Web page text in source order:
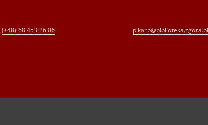
(+48) 68 453 26 06 p.karp@biblioteka.zgora.pl